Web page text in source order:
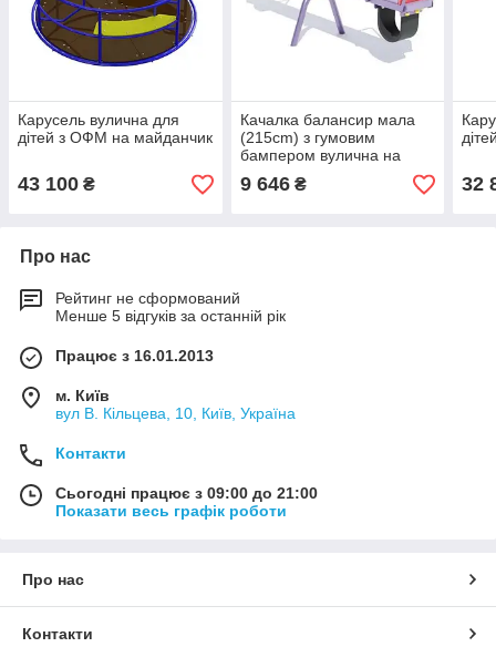
Карусель вулична для
дітей з ОФМ на майданчик
43 100 ₴
Качалка балансир мала
(215cm) з гумовим
бампером вулична на
9 646₴ 32
Про нас
Рейтинг не сформований
Менше 5 відгуків за останній рік
Працює з 16.01.2013
м. Київ
вул В. Кільцева, 10, Київ, Україна
Контакти
Сьогодні працює з 09:00 до 21:00
Показати весь графік роботи
Про нас
Контакти